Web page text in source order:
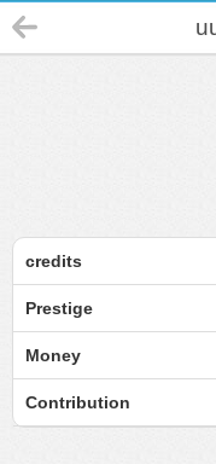
credits
Prestige
Money
Contribution